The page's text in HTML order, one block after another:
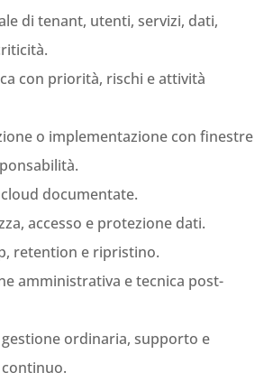
di tenant, utenti, servizi, dati,
con priorità, rischi e attività
o implementazione con finestre
documentate.
accesso e protezione dati.
retention e ripristino.
amministrativa e tecnica post-
ordinaria, supporto e